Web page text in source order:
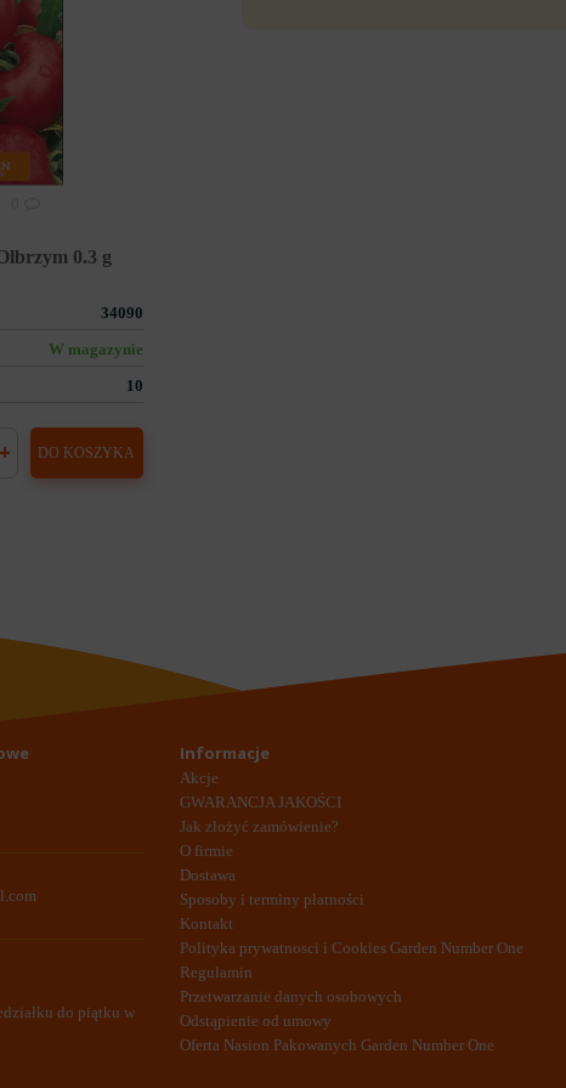
0.3 g
34090
W magazynie
10
+ DO KOSZYKA
do piątku w
Informacje
Akcje
GWARANCJA JAKOŚCI
Jak złożyć zamówienie?
O firmie
Dostawa
Sposoby i terminy płatności
Kontakt
Polityka prywatnosci i Cookies Garden Number One
Regulamin
Przetwarzanie danych osobowych
Odstąpienie od umowy
Oferta Nasion Pakowanych Garden Number One